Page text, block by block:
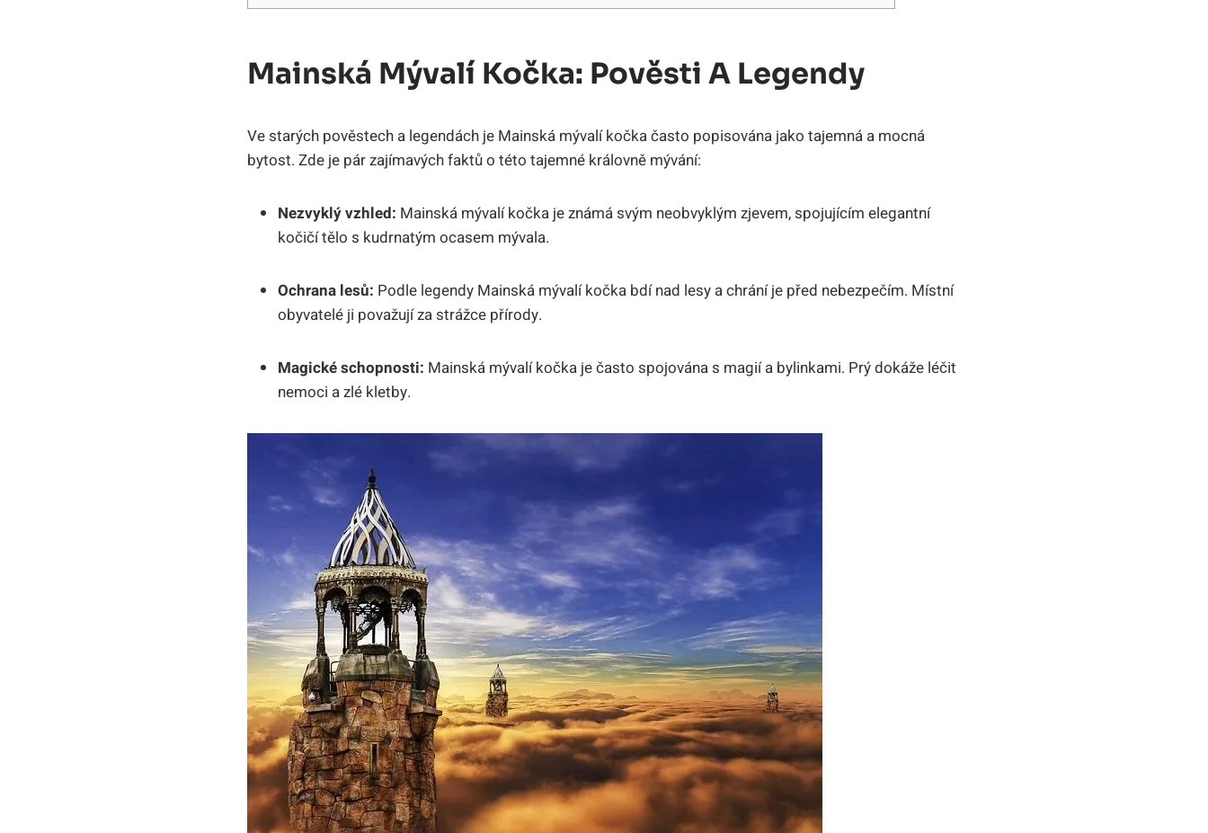
Mainská Mývalí Kočka: Pověsti A Legendy
Ve starých pověstech a legendách je Mainská mývalí kočka často popisována jako tajemná a mocná
bytost. Zde je pár zajímavých faktů o této tajemné královně mývání:
Nezvyklý vzhled: Mainská mývalí kočka je známá svým neobvyklým zjevem, spojujícím elegantní
kočičí tělo s kudrnatým ocasem mývala.
Ochrana lesů: Podle legendy Mainská mývalí kočka bdí nad lesy a chrání je před nebezpečím. Místní
obyvatelé ji považují za strážce přírody.
Magické schopnosti: Mainská mývalí kočka je často spojována s magií a bylinkami. Prý dokáže léčit
nemoci a zlé kletby.